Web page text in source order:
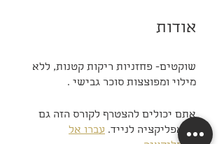
אודות
שוקטים- פחזניות ריקות קטנות, ללא
מילוי ומפוצצות סוכר גבישי .
אתם יכולים להצטרף לקורס הזה גם
מהאפליקציה לנייד. עברו אל